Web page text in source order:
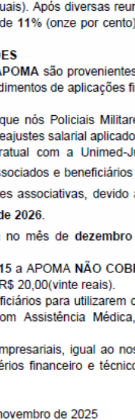
e seus descontos
SE
para ser um
dependentes podem